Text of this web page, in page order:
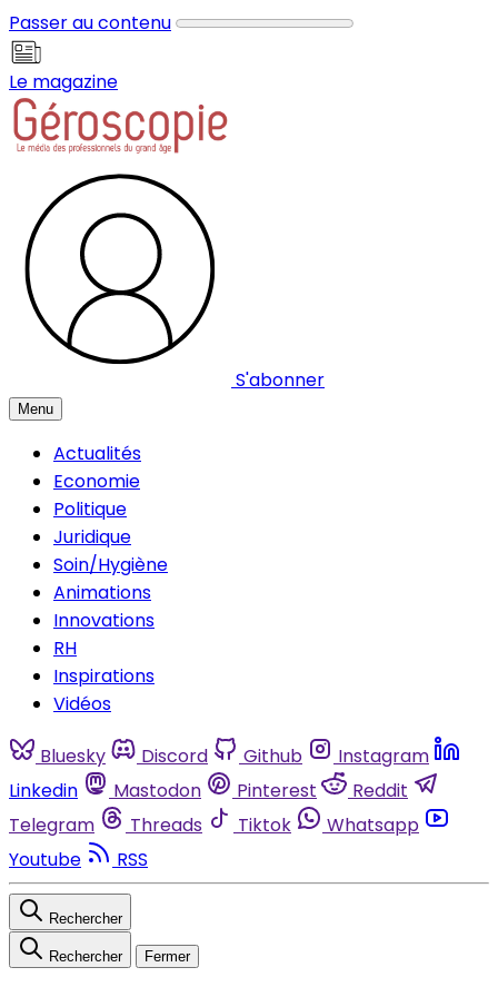
Passer au contenu
Le magazine
S'abonner
Menu
Actualités
Economie
Politique
Juridique
Soin/Hygiène
Animations
Innovations
RH
Inspirations
Vidéos
Bluesky Discord Github
Instagram
Linkedin
Mastodon Pinterest
Reddit
Telegram
Threads Tiktok
Whatsapp
Youtube
RSS
Rechercher
Rechercher Fermer
Panneau de gestion des cookies